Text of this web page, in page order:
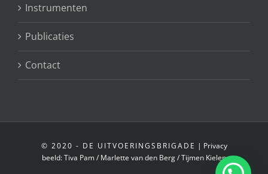
Instrumenten
Publicaties
Contact
© 2020 - DE UITVOERINGSBRIGADE | Privacy
beeld:Tiva Pam/ Marlette van den Berg/Tijmen Kielen